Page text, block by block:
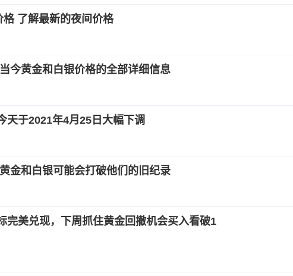
了解最新的夜间价格
今黄金和白银价格的全部详细信息
天于2021年4月25日大幅下调
金和白银可能会打破他们的旧纪录
完美兑现，下周抓住黄金回撤机会买入看破1